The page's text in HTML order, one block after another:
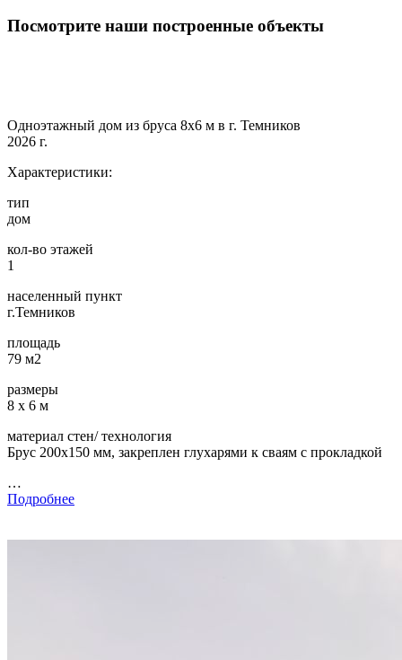
Посмотрите наши построенные объекты
Одноэтажный дом из бруса 8х6 м в г. Темников
2026 г.
Характеристики:
тип
дом
кол-во этажей
1
населенный пункт
г.Темников
площадь
79 м2
размеры
8 х 6 м
материал стен/ технология
Брус 200х150 мм, закреплен глухарями к сваям с прокладкой
…
Подробнее